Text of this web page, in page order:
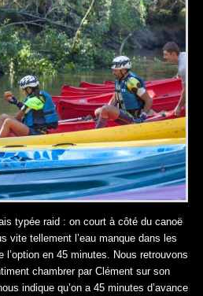
typée raid : on court à côté du canoë
vite tellement l’eau manque dans les
l’option en 45 minutes. Nous retrouvons
chambrer par Clément sur son
indique qu’on a 45 minutes d’avance